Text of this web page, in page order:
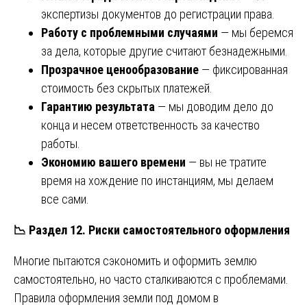
экспертизы документов до регистрации права.
Работу с проблемными случаями — мы беремся
за дела, которые другие считают безнадежными.
Прозрачное ценообразование — фиксированная
стоимость без скрытых платежей.
Гарантию результата — мы доводим дело до
конца и несем ответственность за качество
работы.
Экономию вашего времени — вы не тратите
время на хождение по инстанциям, мы делаем
все сами.
📉 Раздел 12. Риски самостоятельного оформления
Многие пытаются сэкономить и оформить землю
самостоятельно, но часто сталкиваются с проблемами.
Правила оформления земли под домом в